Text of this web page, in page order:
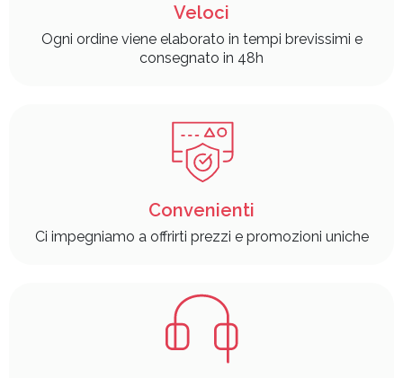
Veloci
Ogni ordine viene elaborato in tempi brevissimi e
consegnato in 48h
Convenienti
Ci impegniamo a offrirti prezzi e promozioni uniche